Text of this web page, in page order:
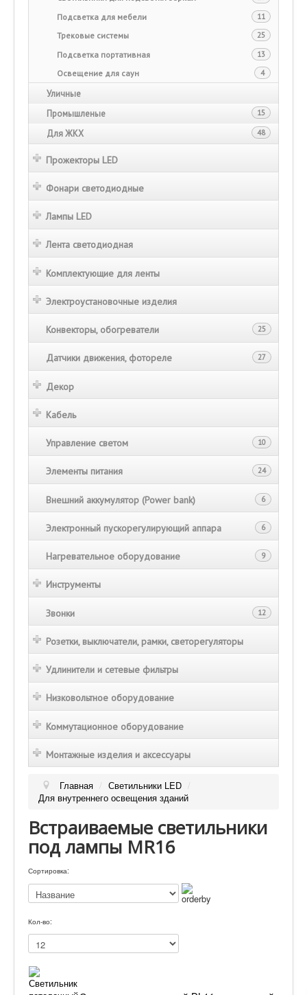
11
Подсветка для мебели
25
Трековые системы
13
Подсветка портативная
4
Освещение для саун
Уличные
15
Промышленые
48
Для ЖКХ
Прожекторы LED
Фонари светодиодные
Лампы LED
Лента светодиодная
Комплектующие для ленты
Электроустановочные изделия
25
Конвекторы, обогреватели
27
Датчики движения, фотореле
Декор
Кабель
10
Управление светом
24
Элементы питания
6
Внешний аккумулятор (Power bank)
6
Электронный пускорегулирующий аппара
9
Нагревательное оборудование
Инструменты
12
Звонки
Розетки, выключатели, рамки, светорегуляторы
Удлинители и сетевые фильтры
Низковольтное оборудование
Коммутационное оборудование
Монтажные изделия и аксессуары
Главная / Светильники LED /
Для внутреннего освещения зданий
Встраиваемые светильники
под лампы MR16
Сортировка:
Кол-во: